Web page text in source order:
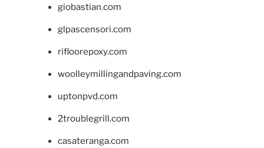
giobastian.com
glpascensori.com
rifloorepoxy.com
woolleymillingandpaving.com
uptonpvd.com
2troublegrill.com
casateranga.com